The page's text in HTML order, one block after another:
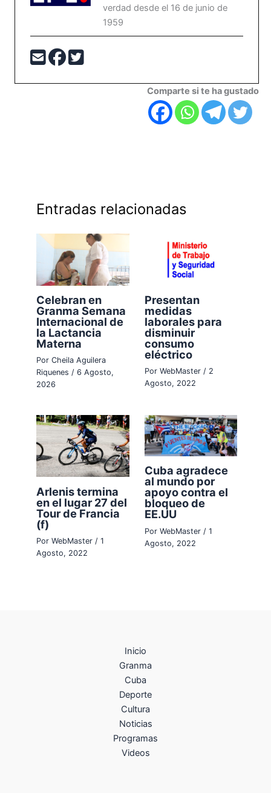
verdad desde el 16 de junio de
1959
Comparte si te ha gustado
Entradas relacionadas
Celebran en
Granma Semana
Internacional de
la Lactancia
Materna
PorCheila Aguilera
Riquenes/6 Agosto,
2026
Presentan
medidas
laborales para
disminuir
consumo
eléctrico
Por WebMaster / 2
Agosto, 2022
Arlenis termina
en el lugar 27 del
Tour de Francia
(f)
PorWebMaster /1
Agosto, 2022
Cuba agradece
al mundo por
apoyo contra el
bloqueo de
EE.UU
Por WebMaster / 1
Agosto, 2022
Inicio
Granma
Cuba
Deporte
Cultura
Noticias
Programas
Videos